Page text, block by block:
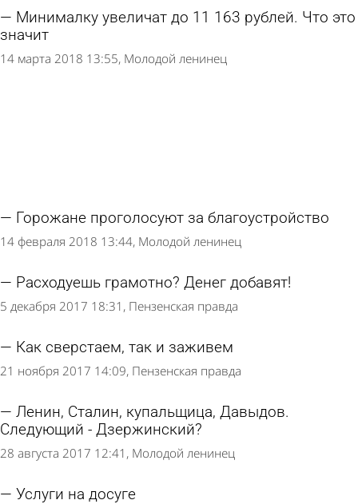
Минималку увеличат до 11 163 рублей. Что это
значит
14 марта 2018 13:55 Молодой ленинец
Горожане проголосуют за благоустройство
14 февраля 2018 13:44 Молодой ленинец
Расходуешь грамотно? Денег добавят!
5 декабря 2017 18:31 Пензенская правда
Как сверстаем, так и заживем
21 ноября 2017 14:09 Пензенская правда
Ленин, Сталин, купальщица, Давыдов.
Следующий - Дзержинский?
28 августа 2017 12:41 Молодой ленинец
Услуги на досуге